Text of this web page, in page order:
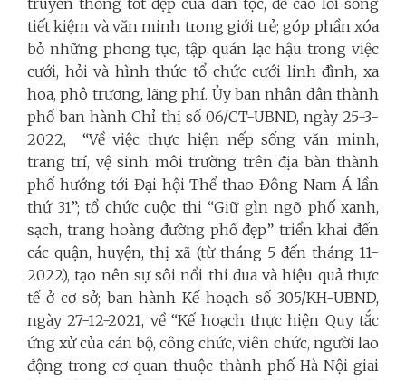
truyền thống tốt đẹp của dân tộc, đề cao lối sống
tiết kiệm và văn minh trong giới trẻ; góp phần xóa
bỏ những phong tục, tập quán lạc hậu trong việc
cưới, hỏi và hình thức tổ chức cưới linh đình, xa
hoa, phô trương, lãng phí. Ủy ban nhân dân thành
phố ban hành Chỉ thị số 06/CT-UBND, ngày 25-3-
2022, “Về việc thực hiện nếp sống văn minh,
trang trí, vệ sinh môi trường trên địa bàn thành
phố hướng tới Đại hội Thể thao Đông Nam Á lần
thứ 31”; tổ chức cuộc thi “Giữ gìn ngõ phố xanh,
sạch, trang hoàng đường phố đẹp” triển khai đến
các quận, huyện, thị xã (từ tháng 5 đến tháng 11-
2022), tạo nên sự sôi nổi thi đua và hiệu quả thực
tế ở cơ sở; ban hành Kế hoạch số 305/KH-UBND,
ngày 27-12-2021, về “Kế hoạch thực hiện Quy tắc
ứng xử của cán bộ, công chức, viên chức, người lao
động trong cơ quan thuộc thành phố Hà Nội giai